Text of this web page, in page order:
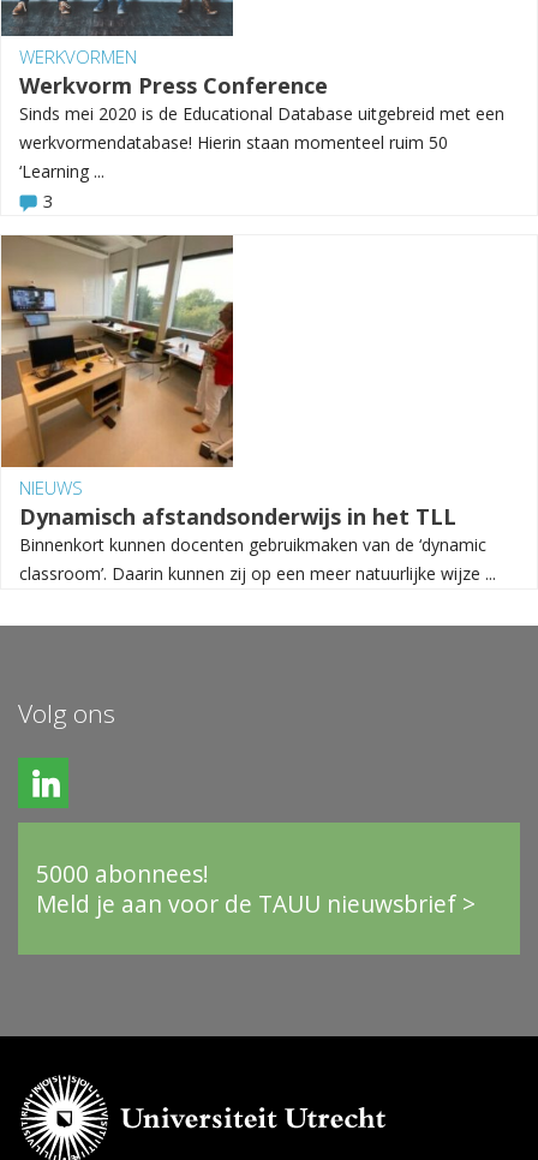
WERKVORMEN
Werkvorm Press Conference
Sinds mei 2020 is de Educational Database uitgebreid met een
werkvormendatabase! Hierin staan momenteel ruim 50
‘Learning ...
3
NIEUWS
Dynamisch afstandsonderwijs in het TLL
Binnenkort kunnen docenten gebruikmaken van de ‘dynamic
classroom’. Daarin kunnen zij op een meer natuurlijke wijze ...
Volg ons
5000 abonnees!
Meld je aan voor de TAUU nieuwsbrief >